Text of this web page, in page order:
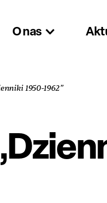
O nas
1950-1962”